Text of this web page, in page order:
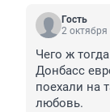
Гость
2
Чего ж
Донбасс
поехали на
любовь.